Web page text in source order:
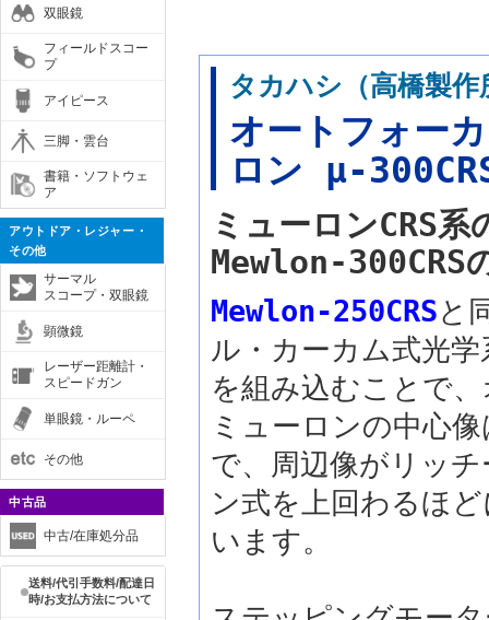
双眼鏡
フィールドスコー
プ
アイピース
三脚・雲台
書籍・ソフトウェ
ア
アウトドア・レジャー・
その他
サーマル
スコープ・双眼鏡
顕微鏡
レーザー距離計・
スピードガン
単眼鏡・ルーペ
その他
中古品
中古/在庫処分品
送料/代引手数料/配達日
時/お支払方法について
タカハシ（高橋製
オートフォー
ロン μ-
ミューロンCRS系
Mewlon-300CRS
Mewlon-250CRSと
ル・カーカム式光
を組み込むことで
ミューロンの中心
で、周辺像がリッ
ン式を上回わるほ
います。